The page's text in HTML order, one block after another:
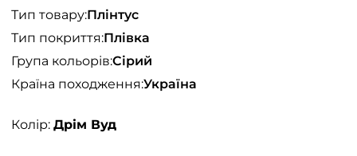
Тип товару:Плінтус
Тип покриття:Плівка
Група кольорів:Сірий
Країна походження:Україна
Колір: Дрім Вуд